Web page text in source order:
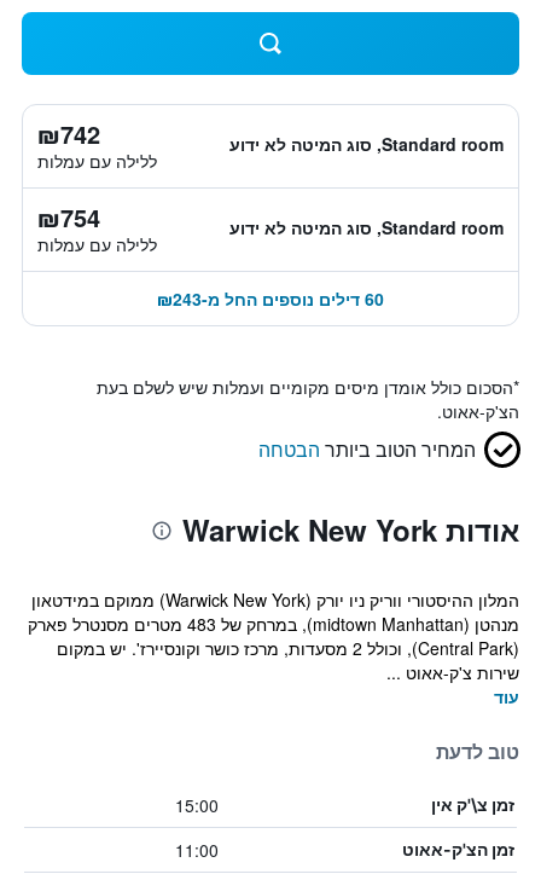
Standard room, סוג המיטה לא ידוע ₪742
ללילה עם עמלות
Standard room, סוג המיטה לא ידוע ₪754
ללילה עם עמלות
60 דילים נוספים החל מ-₪243
*הסכום כולל אומדן מיסים מקומיים ועמלות שיש לשלם בעת
הצ'ק-אאוט.
המחיר הטוב ביותר הבטחה
אודות Warwick New York
המלון ההיסטורי ווריק ניו יורק (Warwick New York) ממוקם במידטאון
מנהטן (midtown Manhattan), במרחק של 483 מטרים מסנטרל פארק
(Central Park), וכולל 2 מסעדות, מרכז כושר וקונסיירז'. יש במקום
שירות צ'ק-אאוט ...
עוד
טוב לדעת
זמן צ\'ק אין 15:00
זמן הצ'ק-אאוט 11:00